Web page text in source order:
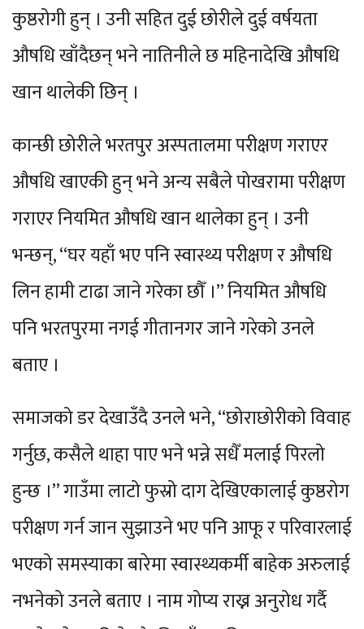
कुष्ठरोगी हुन् । उनी सहित दुई छोरीले दुई वर्षयता
औषधि खाँदैछन् भने नातिनीले छ महिनादेखि औषधि
खान थालेकी छिन् ।
कान्छी छोरीले भरतपुर अस्पतालमा परीक्षण गराएर
औषधि खाएकी हुन् भने अन्य सबैले पोखरामा परीक्षण
गराएर नियमित औषधि खान थालेका हुन् । उनी
भन्छन्, “घर यहाँ भए पनि स्वास्थ्य परीक्षण र औषधि
लिन हामी टाढा जाने गरेका छौँ ।” नियमित औषधि
पनि भरतपुरमा नगई गीतानगर जाने गरेको उनले
बताए ।
समाजको डर देखाउँदै उनले भने, “छोराछोरीको विवाह
गर्नुछ, कसैले थाहा पाए भने भन्ने सधैँ मलाई पिरलो
हुन्छ ।” गाउँमा लाटो फुस्रो दाग देखिएकालाई कुष्ठरोग
परीक्षण गर्न जान सुझाउने भए पनि आफू र परिवारलाई
भएको समस्याका बारेमा स्वास्थ्यकर्मी बाहेक अरुलाई
नभनेको उनले बताए । नाम गोप्य राख्न अनुरोध गर्दै